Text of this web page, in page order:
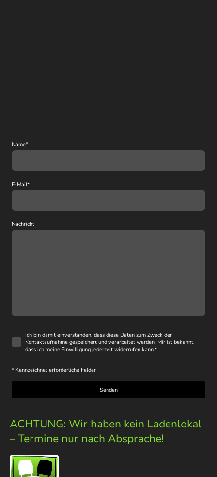
Name*
E-Mail*
Nachricht
Ich bin damit einverstanden, dass diese Daten zum Zweck der
Kontaktaufnahme gespeichert und verarbeitet werden. Mir ist bekannt,
dass ich meine Einwilligung jederzeit widerrufen kann.*
* Kennzeichnet erforderliche Felder
Senden
ACHTUNG: Wir haben kein Ladenlokal
– Termine nur nach Absprache!